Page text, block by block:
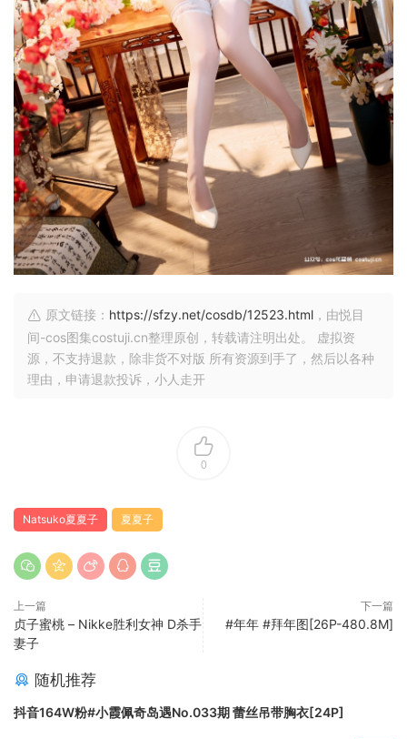
原文链接： https://sfzy.net/cosdb/12523.html ，由悦目
间-cos图集costuji.cn整理原创，转载请注明出处。 虚拟资
源，不支持退款，除非货不对版 所有资源到手了，然后以各种
理由，申请退款投诉，小人走开
0
Natsuko夏夏子 夏夏子
上一篇
贞子蜜桃 – Nikke胜利女神 D杀手
妻子
下一篇
#年年 #拜年图[26P-480.8M]
随机推荐
抖音164W粉#小霞佩奇岛遇No.033期 蕾丝吊带胸衣[24P]